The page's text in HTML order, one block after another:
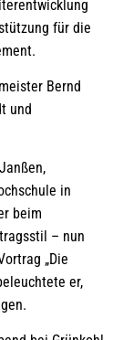
für die
Bernd
und
in
beim
– nun
„Die
er,